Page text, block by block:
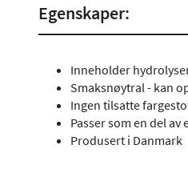
Egenskaper:
Inneholder
Smaksnøytral - kan
Ingen tilsatte
Passer som en del
Produsert i Danmark